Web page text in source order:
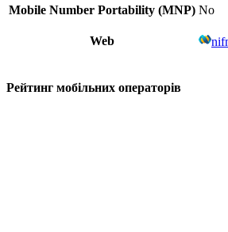
Mobile Number Portability (MNP) No
Web
Рейтинг мобільних операторів